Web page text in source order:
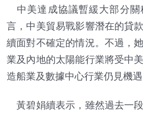
中美達成協議暫緩大部分關
言，中美貿易戰影響潛在的貸
續面對不確定的情況。不過，
業及內地的太陽能行業將受中
造船業及數據中心行業仍見機遇
黃碧娟續表示，雖然過去一